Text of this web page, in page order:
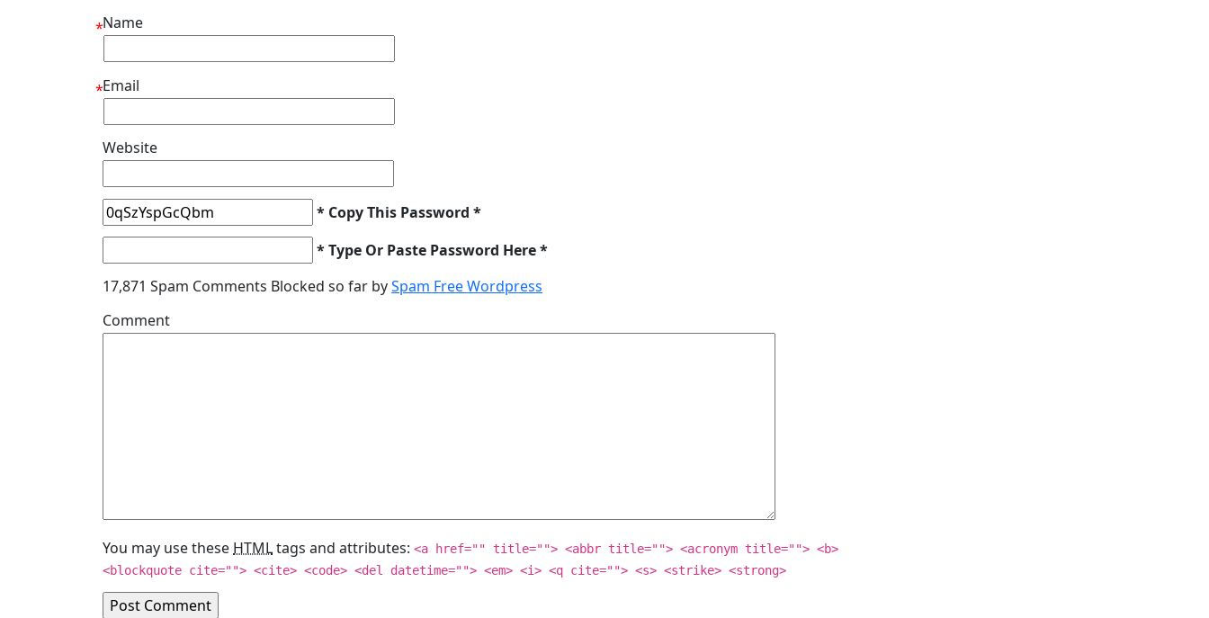
Name
*
Email
*
Website
* Copy This Password *
* Type Or Paste Password Here *
17,871 Spam Comments Blocked so far bySpam Free Wordpress
Comment
You may use these HTMLtags and attributes: <a href="" title=""> <abbr title=""> <acronym title=""> <b>
<blockquote cite=""> <cite> <code> <del datetime=""> <em> <i> <q cite=""> <s> <strike> <strong>